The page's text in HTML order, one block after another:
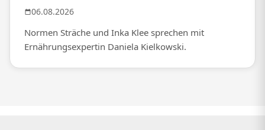
06.08.2026
Normen Sträche und Inka Klee sprechen mit
Ernährungsexpertin Daniela Kielkowski.